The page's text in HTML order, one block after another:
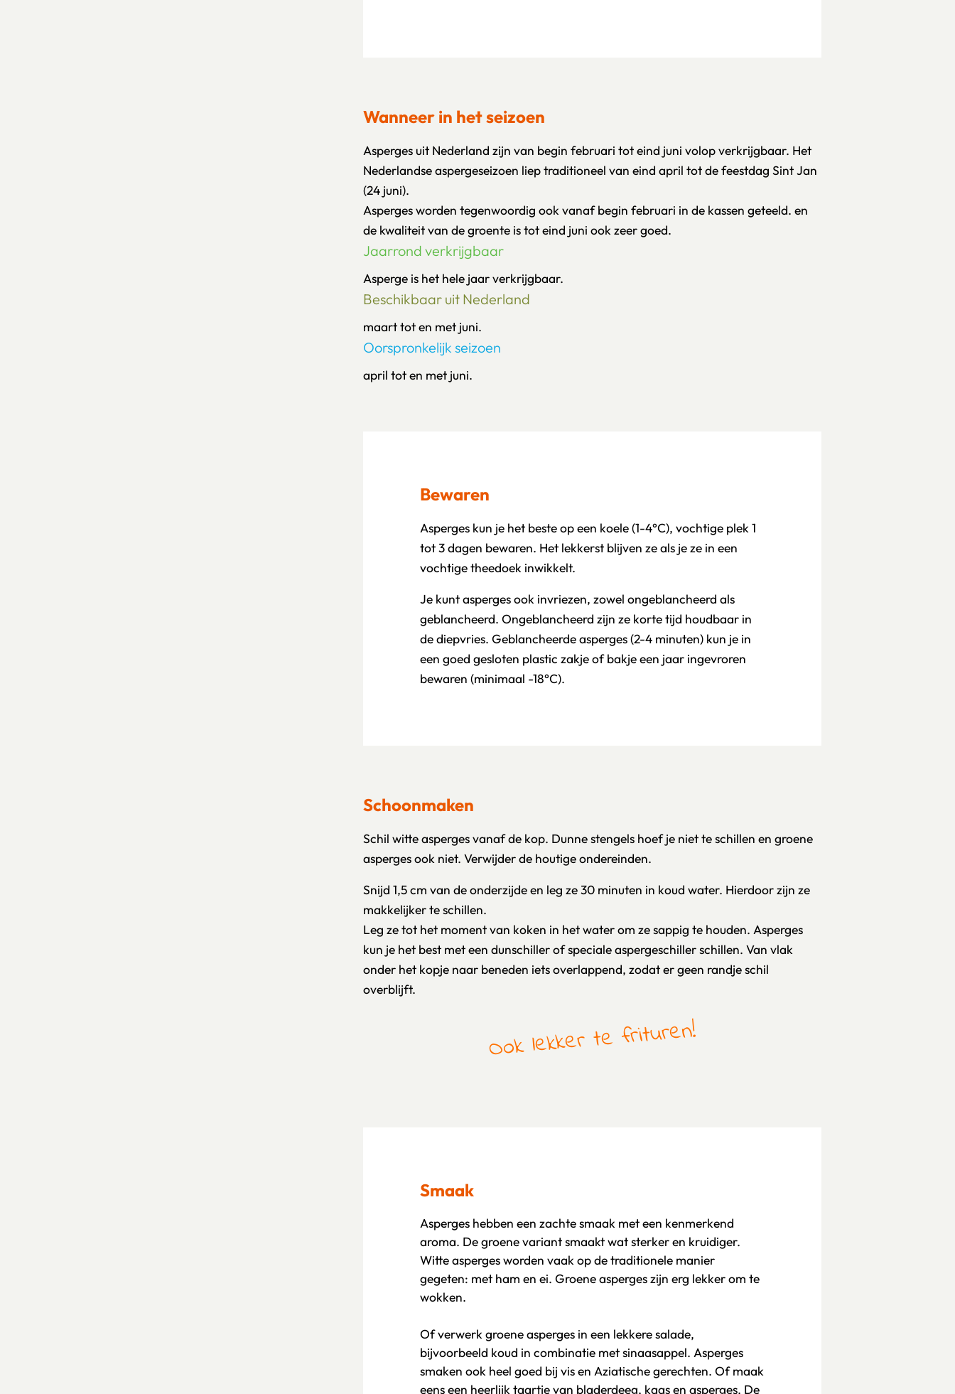
Wanneer in het seizoen
Asperges uit Nederland zijn van begin februari tot eind juni volop verkrijgbaar. Het
Nederlandse aspergeseizoen liep traditioneel van eind april tot de feestdag Sint Jan
(24 juni).
Asperges worden tegenwoordig ook vanaf begin februari in de kassen geteeld. en
de kwaliteit van de groente is tot eind juni ook zeer goed.
Jaarrond verkrijgbaar
Asperge is het hele jaar verkrijgbaar.
Beschikbaar uit Nederland
maart tot en met juni.
Oorspronkelijk seizoen
april tot en met juni.
Bewaren
Asperges kun je het beste op een koele (1-4°C), vochtige plek 1
tot 3 dagen bewaren. Het lekkerst blijven ze als je ze in een
vochtige theedoek inwikkelt.
Je kunt asperges ook invriezen, zowel ongeblancheerd als
geblancheerd. Ongeblancheerd zijn ze korte tijd houdbaar in
de diepvries. Geblancheerde asperges (2-4 minuten) kun je in
een goed gesloten plastic zakje of bakje een jaar ingevroren
bewaren (minimaal -18°C).
Schoonmaken
Schil witte asperges vanaf de kop. Dunne stengels hoef je niet te schillen en groene
asperges ook niet. Verwijder de houtige ondereinden.
Snijd 1,5 cm van de onderzijde en leg ze 30 minuten in koud water. Hierdoor zijn ze
makkelijker te schillen.
Leg ze tot het moment van koken in het water om ze sappig te houden. Asperges
kun je het best met een dunschiller of speciale aspergeschiller schillen. Van vlak
onder het kopje naar beneden iets overlappend, zodat er geen randje schil
overblijft.
Ook lekker te frituren!
Smaak
Asperges hebben een zachte smaak met een kenmerkend
aroma. De groene variant smaakt wat sterker en kruidiger.
Witte asperges worden vaak op de traditionele manier
gegeten: met ham en ei. Groene asperges zijn erg lekker om te
wokken.
Of verwerk groene asperges in een lekkere salade,
bijvoorbeeld koud in combinatie met sinaasappel. Asperges
smaken ook heel goed bij vis en Aziatische gerechten. Of maak
eens een heerlijk taartje van bladerdeeg, kaas en asperges. De